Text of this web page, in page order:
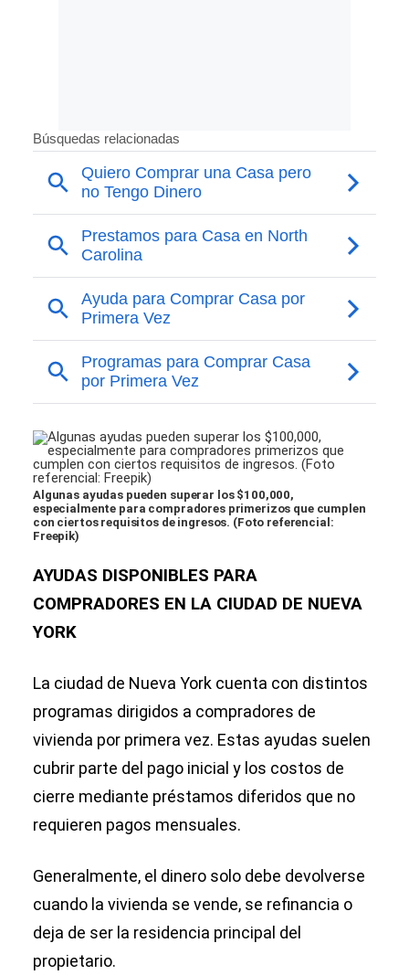
Algunas ayudas pueden superar los $100,000,
especialmente para compradores primerizos que cumplen
con ciertos requisitos de ingresos. (Foto referencial:
Freepik)
AYUDAS DISPONIBLES PARA
COMPRADORES EN LA CIUDAD DE NUEVA
YORK
La ciudad de Nueva York cuenta con distintos
programas dirigidos a compradores de
vivienda por primera vez. Estas ayudas suelen
cubrir parte del pago inicial y los costos de
cierre mediante préstamos diferidos que no
requieren pagos mensuales.
Generalmente, el dinero solo debe devolverse
cuando la vivienda se vende, se refinancia o
deja de ser la residencia principal del
propietario.